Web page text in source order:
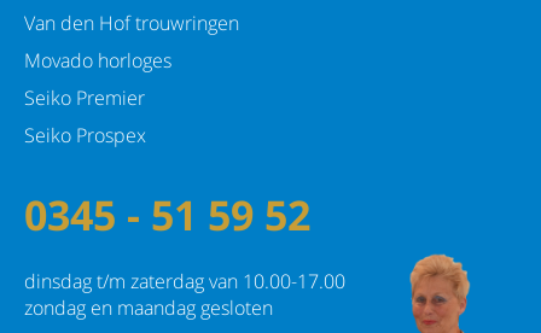
Van den Hof trouwringen
Movado horloges
Seiko Premier
Seiko Prospex
0345 - 51 59 52
dinsdag t/m zaterdag van 10.00-17.00
zondag en maandag gesloten